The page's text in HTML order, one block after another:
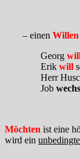
– einen Willen
Georg
Erik will
Herr
Job
Möchten ist eine
wird ein